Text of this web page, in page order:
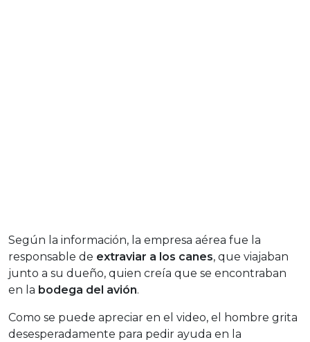
Según la información, la empresa aérea fue la
responsable de extraviar a los canes, que viajaban
junto a su dueño, quien creía que se encontraban
en la bodega del avión.
Como se puede apreciar en el video, el hombre grita
desesperadamente para pedir ayuda en la